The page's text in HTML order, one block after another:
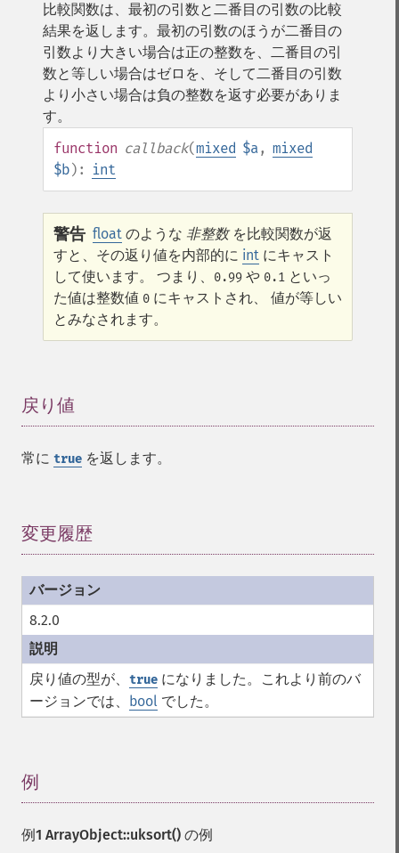
比較関数は、最初の引数と二番目の引数の比較
結果を返します。最初の引数のほうが二番目の
引数より大きい場合は正の整数を、二番目の引
数と等しい場合はゼロを、そして二番目の引数
より小さい場合は負の整数を返す必要がありま
す。
function callback(mixed $a, mixed
$b): int
警告 float のような 非整数を比較関数が返
すと、その返り値を内部的に int にキャスト
して使います。 つまり、
0.99 や 0.1 といっ
た値は整数値 0 にキャストされ、 値が等しい
とみなされます。
戻り値
常に true を返します。
変更履歴
8.2.0
戻り値の型が、 true になりました。これより前のバ
ージョンでは、 bool でした。
例
例1 ArrayObject::uksort() の例